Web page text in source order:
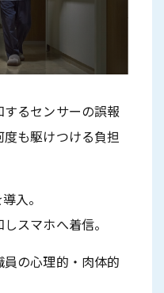
るセンサーの誤報
も駆けつける負担
入。
スマホへ着信。
の心理的・肉体的